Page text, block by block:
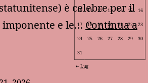
è celebre per il
e le… Continua a
10 11 12 13 14 15 16
17 18 19 20 21 22 23
24 25 26 27 28 29 30
31
Lug